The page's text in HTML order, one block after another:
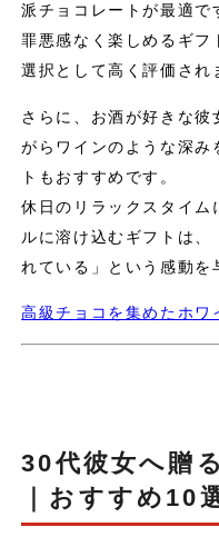
派チョコレートが最適で
罪悪感なく楽しめるギフ
選択として高く評価され
さらに、お酒が好きな彼
がらワインのような深み
トもおすすめです。
休日のリラックスタイム
ルに溶け込むギフトは、
れている」という感動を
高級チョコを集めたホワ
30代彼女へ贈
｜おすすめ10